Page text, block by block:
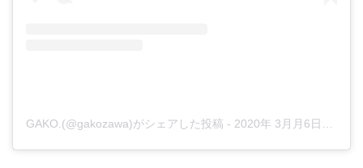
GAKO.(@gakozawa)がシェアした投稿 - 2020年 3月月6日午前1時22分PST